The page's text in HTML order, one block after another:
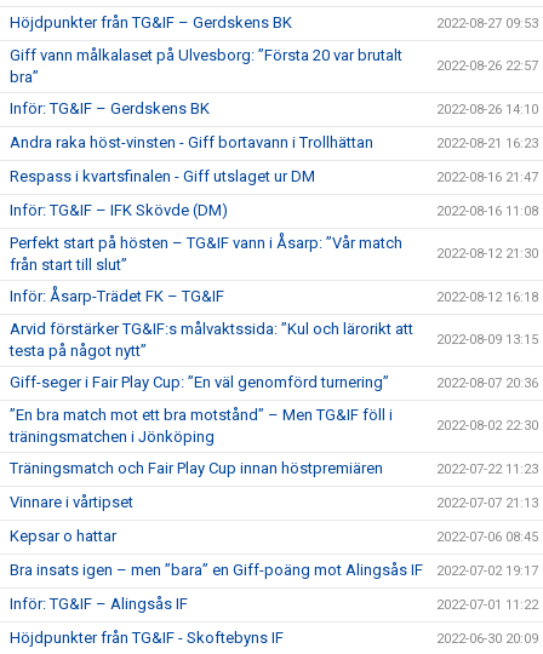
Höjdpunkter från TG&IF – Gerdskens BK 2022-08-27 09:53
Giff vann målkalaset på Ulvesborg: ”Första 20 var brutalt
bra”
2022-08-26 22:57
Inför: TG&IF – Gerdskens BK 2022-08-26 14:10
Andra raka höst-vinsten - Giff bortavann i Trollhättan 2022-08-21 16:23
Respass i kvartsfinalen - Giff utslaget ur DM 2022-08-16 21:47
Inför: TG&IF – IFK Skövde (DM) 2022-08-16 11:08
Perfekt start på hösten – TG&IF vann i Åsarp: ”Vår match
från start till slut”
2022-08-12 21:30
Inför: Åsarp-Trädet FK – TG&IF 2022-08-12 16:18
Arvid förstärker TG&IF:s målvaktssida: ”Kul och lärorikt att
testa på något nytt”
2022-08-09 13:15
Giff-seger i Fair Play Cup: ”En väl genomförd turnering” 2022-08-07 20:36
”En bra match mot ett bra motstånd” – Men TG&IF föll i
träningsmatchen i Jönköping
2022-08-02 22:30
Träningsmatch och Fair Play Cup innan höstpremiären 2022-07-22 11:23
Vinnare i vårtipset 2022-07-07 21:13
Kepsar o hattar 2022-07-06 08:45
Bra insats igen – men ”bara” en Giff-poäng mot Alingsås IF 2022-07-02 19:17
Inför: TG&IF – Alingsås IF 2022-07-01 11:22
Höjdpunkter från TG&IF - Skoftebyns IF 2022-06-30 20:09